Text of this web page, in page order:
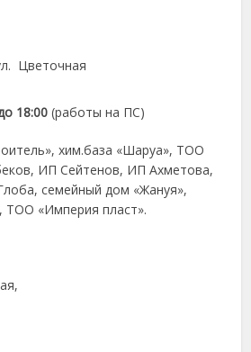
Цветочная
18:00(работы на ПС)
хим.база «Шаруа», ТОО
ИП Сейтенов, ИП Ахметова,
семейный дом «Жануя»,
ТОО «Империя пласт».